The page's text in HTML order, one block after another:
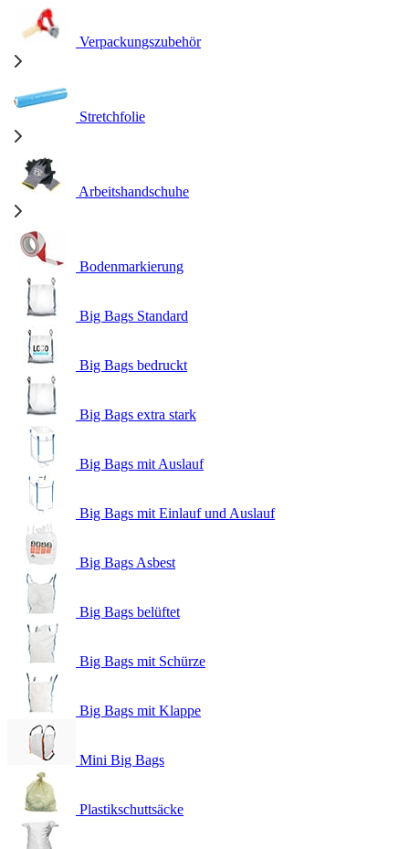
Verpackungszubehör
Stretchfolie
Arbeitshandschuhe
Bodenmarkierung
Big Bags Standard
Big Bags bedruckt
Big Bags extra stark
Big Bags mit Auslauf
Big Bags mit Einlauf und Auslauf
Big Bags Asbest
Big Bags belüftet
Big Bags mit Schürze
Big Bags mit Klappe
Mini Big Bags
Plastikschuttsäcke